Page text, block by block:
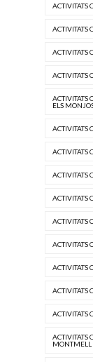
ACTIVITATS
ACTIVITATS
ACTIVITATS
ACTIVITATS
ACTIVITATS
ELS
ACTIVITATS
ACTIVITATS
ACTIVITATS
ACTIVITATS
ACTIVITATS
ACTIVITATS
ACTIVITATS
ACTIVITATS
ACTIVITATS
ACTIVITATS
MONTMELL